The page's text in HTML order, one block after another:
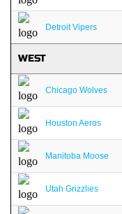
Detroit Vipers
WEST
Chicago Wolves
Houston Aeros
Manitoba Moose
Utah Grizzlies